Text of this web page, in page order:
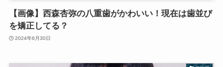
【画像】西森杏弥の八重歯がかわいい！現在は歯並び
を矯正してる？
2024年6月30日